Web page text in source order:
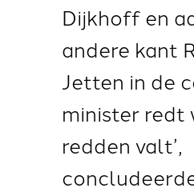
Dijkhoff en
andere kant
Jetten in de
minister redt
redden valt’,